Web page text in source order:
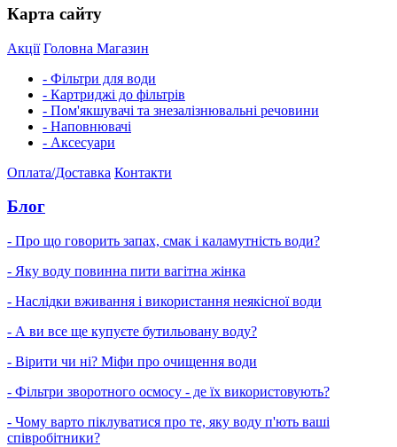
Карта сайту
Акції Головна Магазин
- Фільтри для води
- Картриджі до фільтрів
- Пом'якшувачі та знезалізнювальні речовини
- Наповнювачі
- Аксесуари
Оплата/Доставка Контакти
Блог
- Про що говорить запах, смак і каламутність води?
- Яку воду повинна пити вагітна жінка
- Наслідки вживання і використання неякісної води
- А ви все ще купуєте бутильовану воду?
- Вірити чи ні? Міфи про очищення води
- Фільтри зворотного осмосу - де їх використовують?
- Чому варто піклуватися про те, яку воду п'ють ваші
співробітники?